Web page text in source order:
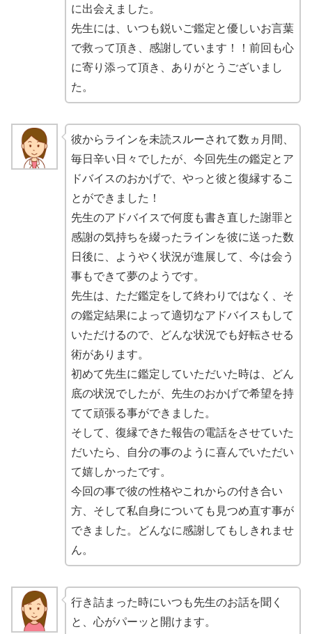
に出会えました。
先生には、 いつも鋭いご鑑定と優しいお言葉
で救って頂き、感謝しています！！ 前回も心
に寄り添って頂き、ありがとうございまし
た。
彼からラインを未読スルーされて数ヵ月間、
毎日辛い日々でしたが、 今回先生の鑑定とア
ドバイスのおかげで、やっと彼と復縁するこ
とができました！
先生のアドバイスで何度も書き直した謝罪と
感謝の気持ちを綴ったラインを彼に送った数
日後に、ようやく状況が進展して、今は会う
事もできて夢のようです。
先生は、ただ鑑定をして終わりではなく、そ
の鑑定結果によって適切なアドバイスもして
いただけるので、どんな状況でも好転させる
術があります。
初めて先生に鑑定していただいた時は、どん
底の状況でしたが、 先生のおかげで希望を持
てて頑張る事ができました。
そして、復縁できた報告の電話をさせていた
だいたら、
自分の事のように喜んでいただい
て嬉しかったです。
今回の事で彼の性格やこれからの付き合い
方、そして私自身についても見つめ直す事が
できました。どんなに感謝してもしきれませ
ん。
行き詰まった時にいつも先生のお話を聞く
と、心がパーッと開けます。